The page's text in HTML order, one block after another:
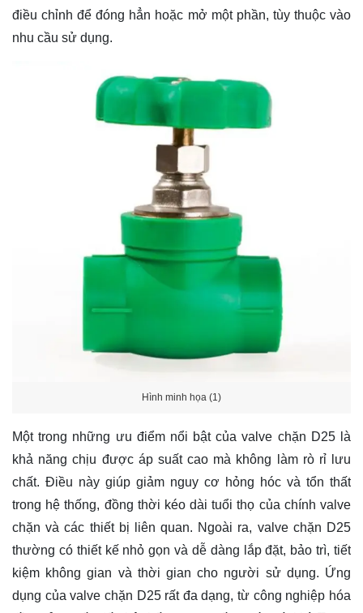
điều chỉnh để đóng hẳn hoặc mở một phần, tùy thuộc vào
nhu cầu sử dụng.
Hình minh họa (1)
Một trong những ưu điểm nổi bật của valve chặn D25 là
khả năng chịu được áp suất cao mà không làm rò rỉ lưu
chất. Điều này giúp giảm nguy cơ hỏng hóc và tổn thất
trong hệ thống, đồng thời kéo dài tuổi thọ của chính valve
chặn và các thiết bị liên quan. Ngoài ra, valve chặn D25
thường có thiết kế nhỏ gọn và dễ dàng lắp đặt, bảo trì, tiết
kiệm không gian và thời gian cho người sử dụng. Ứng
dụng của valve chặn D25 rất đa dạng, từ công nghiệp hóa